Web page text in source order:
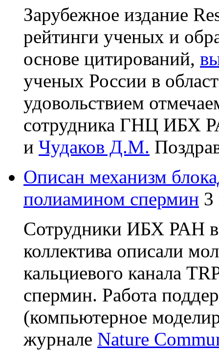
Зарубежное издание
рейтинги ученых и
основе цитирований,
ученых России в
удовольствием
сотрудника ГНЦ ИБХ
и Чудаков Д.М.
Описан механизм
полиамином спермин 3
Сотрудники ИБХ РАН в
коллектива описали
кальциевого канала
спермин. Работа
(компьютерное
журнале Nature